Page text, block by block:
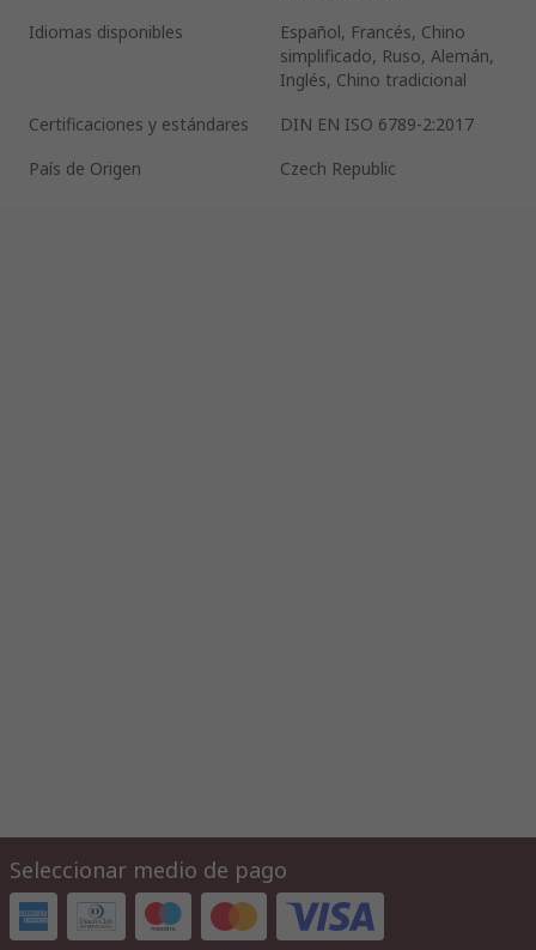
Idiomas disponibles
Español, Francés, Chino
simplificado, Ruso, Alemán,
Inglés, Chino tradicional
Certificaciones y estándares
DIN EN ISO 6789-2:2017
País de Origen
Czech Republic
Seleccionar medio de pago